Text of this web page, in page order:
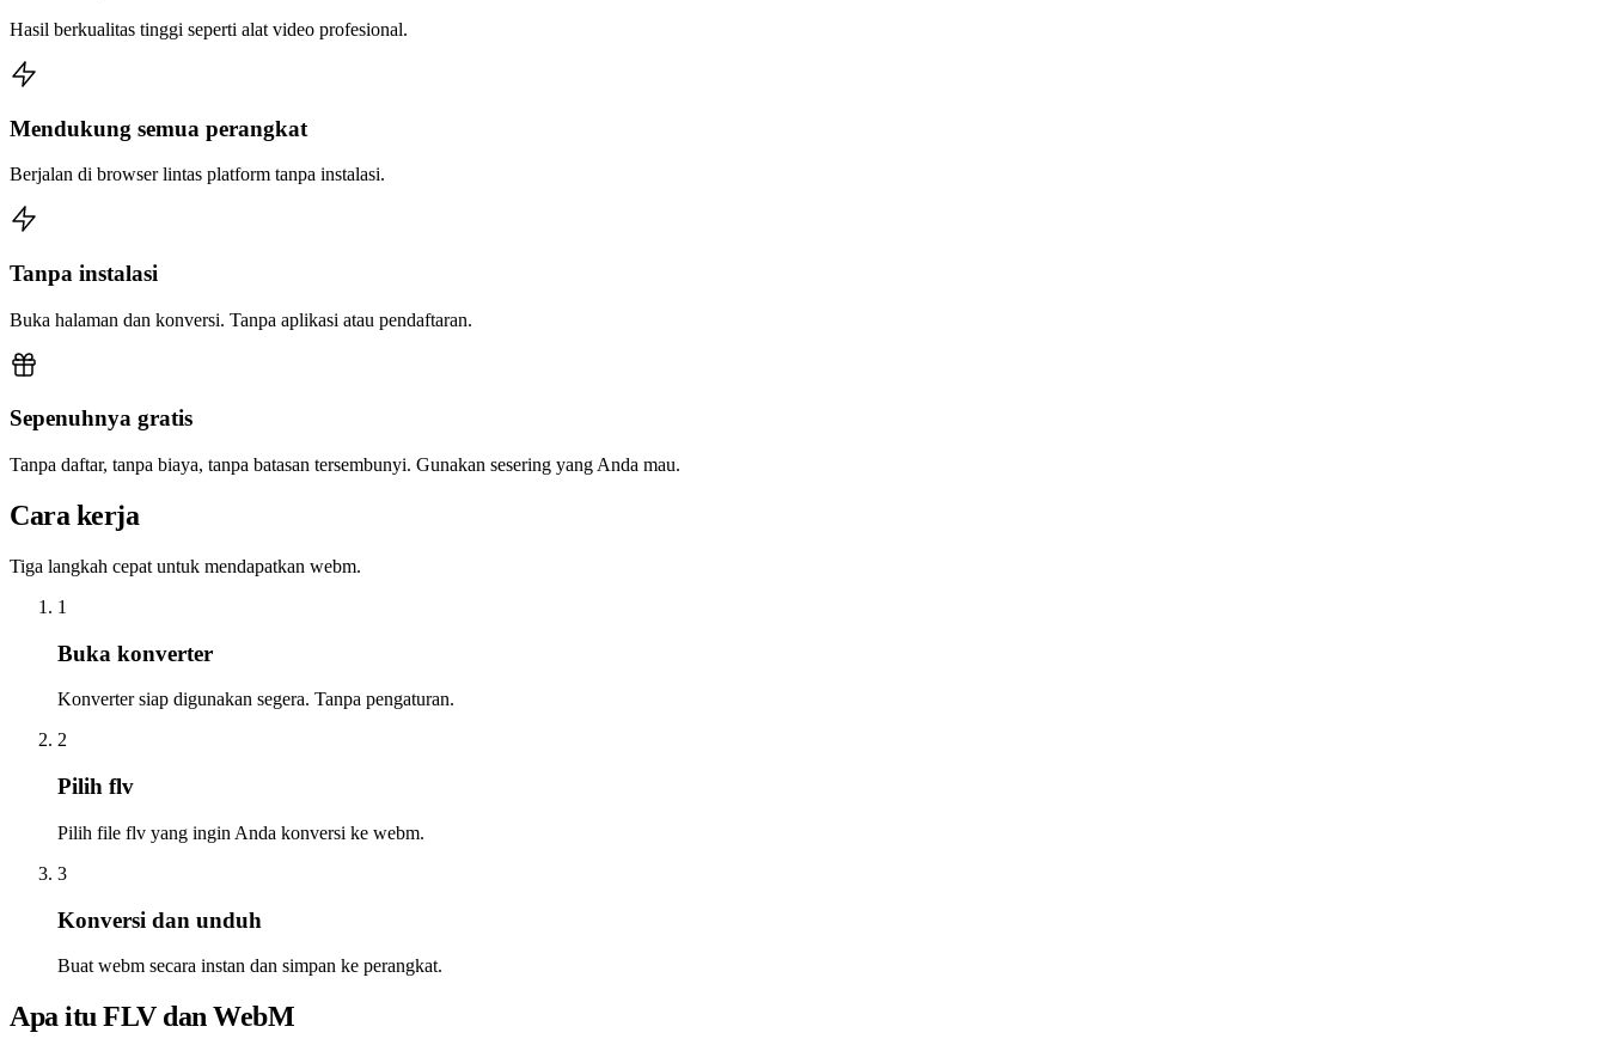
Hasil berkualitas tinggi seperti alat video profesional.
Mendukung semua perangkat
Berjalan di browser lintas platform tanpa instalasi.
Tanpa instalasi
Buka halaman dan konversi. Tanpa aplikasi atau pendaftaran.
Sepenuhnya gratis
Tanpa daftar, tanpa biaya, tanpa batasan tersembunyi. Gunakan sesering yang Anda mau.
Cara kerja
Tiga langkah cepat untuk mendapatkan webm.
1
Buka konverter
Konverter siap digunakan segera. Tanpa pengaturan.
2
Pilih flv
Pilih file flv yang ingin Anda konversi ke webm.
3
Konversi dan unduh
Buat webm secara instan dan simpan ke perangkat.
Apa itu FLV dan WebM